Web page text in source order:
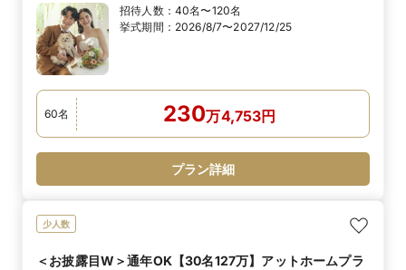
招待人数： 40名〜120名
挙式期間： 2026/8/7〜2027/12/25
60名 230万4,753円
プラン詳細
少人数
＜お披露目W＞通年OK【30名127万】アットホームプラ